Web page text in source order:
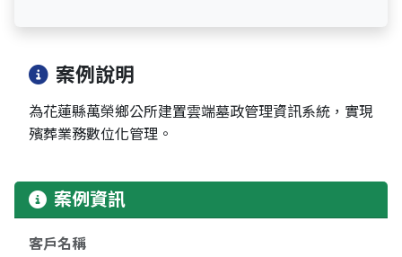
案例說明
為花蓮縣萬榮鄉公所建置雲端墓政管理資訊系統，實現
殯葬業務數位化管理。
案例資訊
客戶名稱